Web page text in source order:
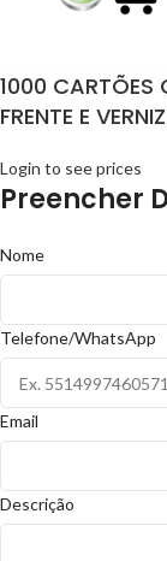
1000
FRENTE E
Login to see prices
Preencher
Nome
Telefone/WhatsApp
Email
Descrição